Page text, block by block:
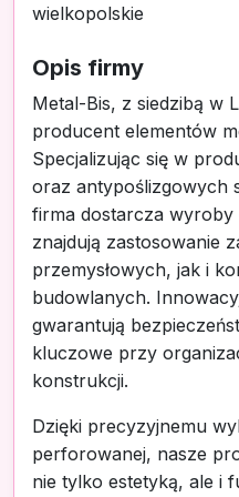
wielkopolskie
Opis firmy
Metal-Bis, z siedzibą w
producent elementów
Specjalizując się w
oraz antypoślizgowych
firma dostarcza wyroby
znajdują zastosowanie
przemysłowych, jak i
budowlanych.
gwarantują
kluczowe przy
konstrukcji.
Dzięki precyzyjnemu
perforowanej, nasze
nie tylko estetyką, ale i